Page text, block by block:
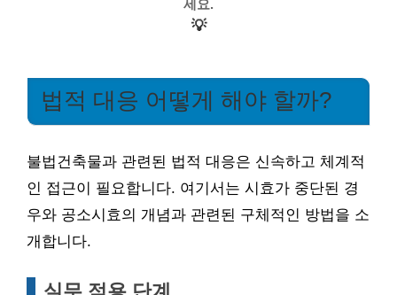
세요.
💡
법적 대응 어떻게 해야 할까?
불법건축물과 관련된 법적 대응은 신속하고 체계적
인 접근이 필요합니다. 여기서는 시효가 중단된 경
우와 공소시효의 개념과 관련된 구체적인 방법을 소
개합니다.
실무 적용 단계